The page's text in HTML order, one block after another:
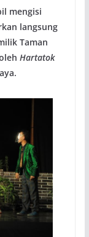
mengisi
langsung
Taman
Hartatok